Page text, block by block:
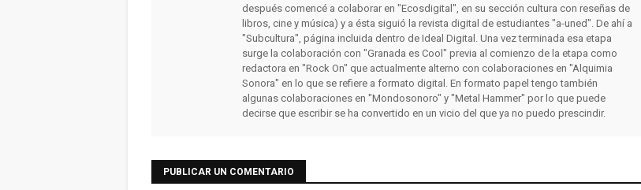
después comencé a colaborar en "Ecosdigital", en su sección cultura con reseñas de
libros, cine y música) y a ésta siguió la revista digital de estudiantes "a-uned". De ahí a
"Subcultura", página incluida dentro de Ideal Digital. Una vez terminada esa etapa
surge la colaboración con "Granada es Cool" previa al comienzo de la etapa como
redactora en "Rock On" que actualmente alterno con colaboraciones en "Alquimia
Sonora" en lo que se refiere a formato digital. En formato papel tengo también
algunas colaboraciones en "Mondosonoro" y "Metal Hammer" por lo que puede
decirse que escribir se ha convertido en un vicio del que ya no puedo prescindir.
PUBLICAR UN COMENTARIO